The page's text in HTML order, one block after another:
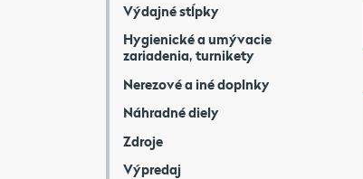
Výdajné stĺpky
Hygienické a umývacie
zariadenia, turnikety
Nerezové a iné doplnky
Náhradné diely
Zdroje
Výpredaj